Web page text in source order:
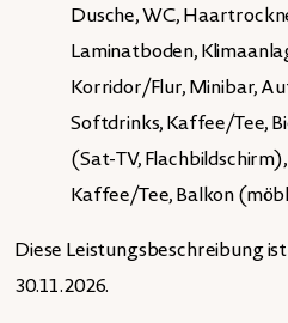
Dusche, WC,
Laminatboden,
Korridor/Flur, Minibar,
Softdrinks, Kaffee/Tee,
(Sat-TV,
Kaffee/Tee, Balkon
Diese Leistungsbeschreibung
30.11.2026.